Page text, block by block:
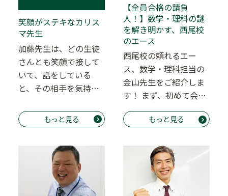
笑顔がステキなカリス
マ先生
加藤先生は、どの生徒
さんとも笑顔で接して
いて、話をしている
と、その相手を気持ち
ち込んでいる生徒さ
ん…
もっと見る
【全員合格の請負
人！】数学・理科の謎
を解き明かす、西尾校
のエース
西尾校の頼れるエー
ス、数学・理科担当の
金山先生をご紹介しま
す！ まず、初めて会っ
た時に誰もが驚くの
が、その長身で誠実な
もっと見る